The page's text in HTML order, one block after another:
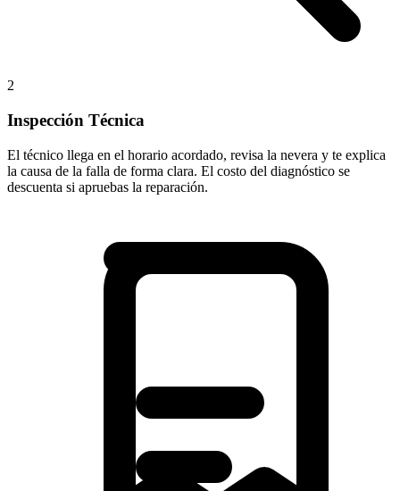
2
Inspección Técnica
El técnico llega en el horario acordado, revisa la nevera y te explica
la causa de la falla de forma clara. El costo del diagnóstico se
descuenta si apruebas la reparación.